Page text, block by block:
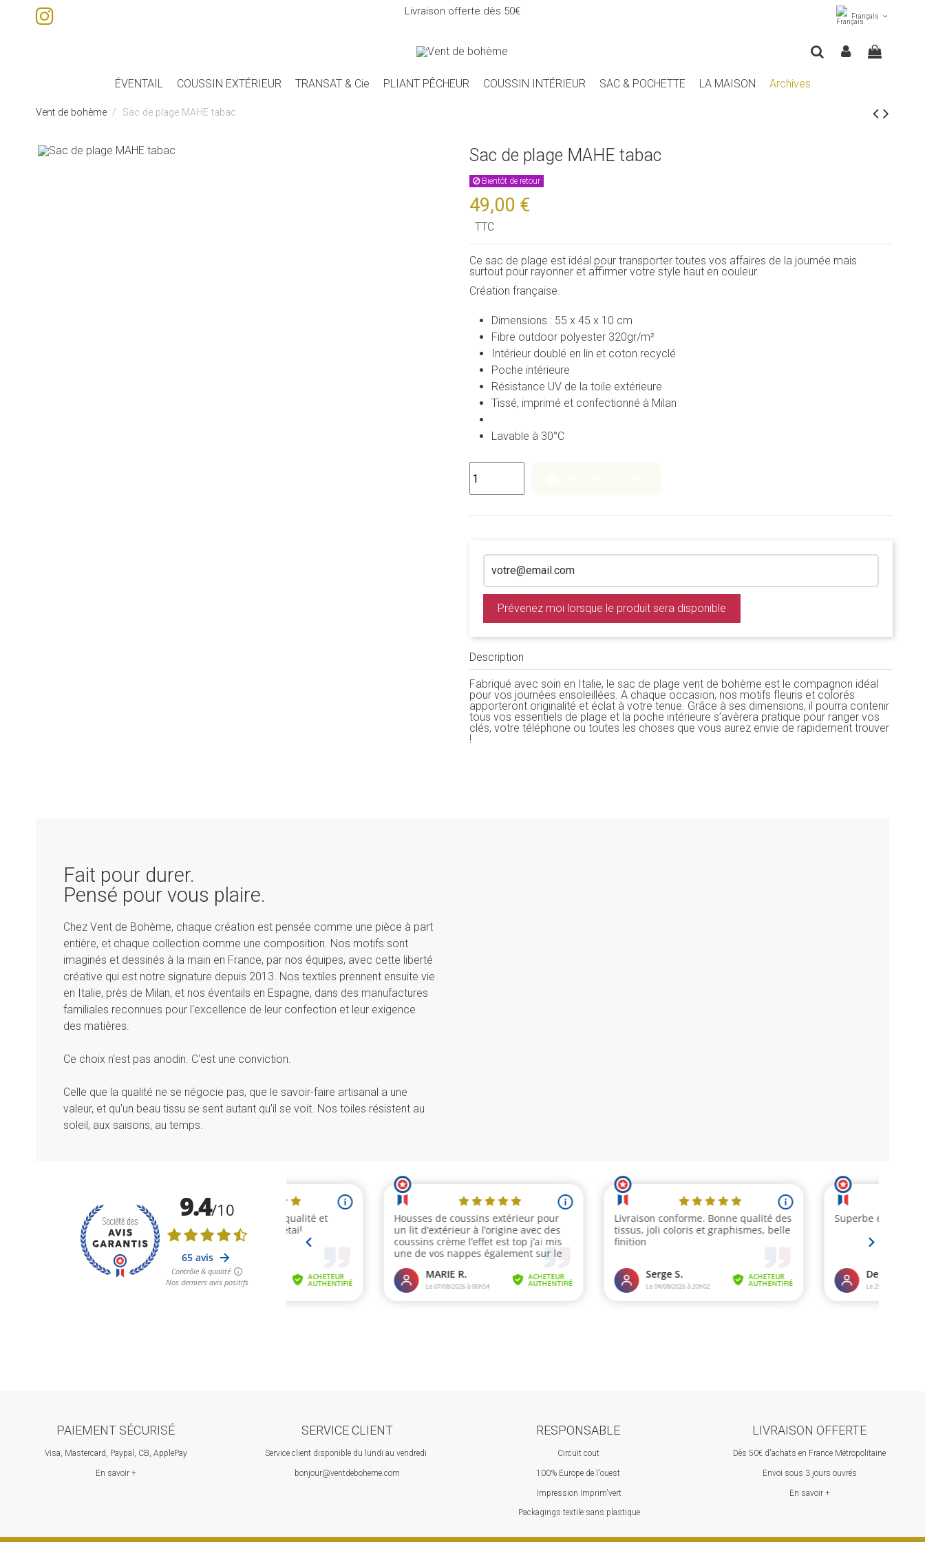
Livraison offerte dès 50€ Français
ÉVENTAIL COUSSIN EXTÉRIEUR TRANSAT & Cie PLIANT PÊCHEUR COUSSIN INTÉRIEUR SAC & POCHETTE LA MAISON Archives
Vent de bohème Sac de plage MAHE tabac
Sac de plage MAHE tabac
Bientôt de retour
49,00 €
TTC
Ce sac de plage est idéal pour transporter toutes vos affaires de la journée mais
surtout pour rayonner et affirmer votre style haut en couleur.
Création française.
Dimensions : 55 x 45 x 10 cm
Fibre outdoor polyester 320gr/m²
Intérieur doublé en lin et coton recyclé
Poche intérieure
Résistance UV de la toile extérieure
Tissé, imprimé et confectionné à Milan
Lavable à 30°C
Prévenez moi lorsque le produit sera disponible
Description
Fabriqué avec soin en Italie, le sac de plage vent de bohème est le compagnon idéal
pour vos journées ensoleillées. A chaque occasion, nos motifs fleuris et colorés
apporteront originalité et éclat à votre tenue. Grâce à ses dimensions, il pourra contenir
tous vos essentiels de plage et la poche intérieure s’avèrera pratique pour ranger vos
clés, votre téléphone ou toutes les choses que vous aurez envie de rapidement trouver
!
Fait pour durer.
Pensé pour vous plaire.
Chez Vent de Bohème, chaque création est pensée comme une pièce à part
entière, et chaque collection comme une composition. Nos motifs sont
imaginés et dessinés à la main en France, par nos équipes, avec cette liberté
créative qui est notre signature depuis 2013. Nos textiles prennent ensuite vie
en Italie, près de Milan, et nos éventails en Espagne, dans des manufactures
familiales reconnues pour l'excellence de leur confection et leur exigence
des matières.
Ce choix n'est pas anodin. C'est une conviction.
Celle que la qualité ne se négocie pas, que le savoir-faire artisanal a une
valeur, et qu'un beau tissu se sent autant qu'il se voit. Nos toiles résistent au
soleil, aux saisons, au temps.
PAIEMENT SÉCURISÉ
Visa, Mastercard, Paypal, CB, ApplePay
En savoir +
SERVICE CLIENT
Service client disponible du lundi au vendredi
bonjour@ventdeboheme.com
RESPONSABLE
Circuit cout
100% Europe de l'ouest
Impression Imprim'vert
Packagings textile sans plastique
LIVRAISON OFFERTE
Dès 50€ d'achats en France Métropolitaine
Envoi sous 3 jours ouvrés
En savoir +